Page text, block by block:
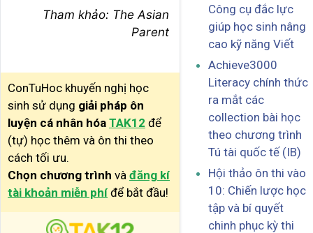
Tham khảo: The Asian
Parent
ConTuHoc khuyến nghị học
sinh sử dụng giải pháp ôn
luyện cá nhân hóa TAK12 để
(tự) học thêm và ôn thi theo
cách tối ưu.
Chọn chương trình và đăng kí
tài khoản miễn phí để bắt đầu!
Công cụ đắc lực
giúp học sinh nâng
cao kỹ năng Viết
Achieve3000
Literacy chính thức
ra mắt các
collection bài học
theo chương trình
Tú tài quốc tế (IB)
Hội thảo ôn thi vào
10: Chiến lược học
tập và bí quyết
chinh phục kỳ thi